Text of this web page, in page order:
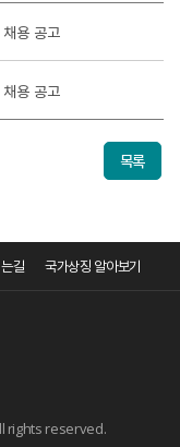
용 공고
용 공고
목록
길 국가상징 알아보기
rights reserved.